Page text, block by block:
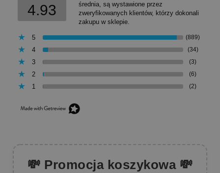
4.93
średnia, są wystawione przez
zweryfikowanych klientów, którzy dokonali
zakupu w sklepie.
5 (889)
4 (34)
3 (3)
2 (6)
1 (2)
💸 Promocja koszykowa 💸